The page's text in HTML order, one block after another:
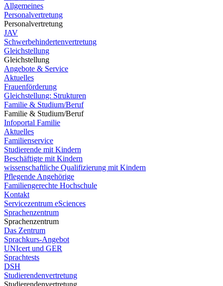
Allgemeines
Personalvertretung
Personalvertretung
JAV
Schwerbehindertenvertretung
Gleichstellung
Gleichstellung
Angebote & Service
Aktuelles
Frauenförderung
Gleichstellung: Strukturen
Familie & Studium/Beruf
Familie & Studium/Beruf
Infoportal Familie
Aktuelles
Familienservice
Studierende mit Kindern
Beschäftigte mit Kindern
wissenschaftliche Qualifizierung mit Kindern
Pflegende Angehörige
Familiengerechte Hochschule
Kontakt
Servicezentrum eSciences
Sprachenzentrum
Sprachenzentrum
Das Zentrum
Sprachkurs-Angebot
UNIcert und GER
Sprachtests
DSH
Studierendenvertretung
Studierendenvertretung